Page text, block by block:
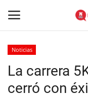
Inicio
Noticias
La carrera
cerró con